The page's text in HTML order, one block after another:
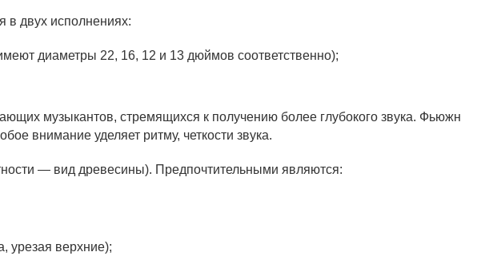
диаметры 22, 16, 12 и 13 дюймов соответственно);
музыкантов, стремящихся к получению более глубокого звука. Фьюжн